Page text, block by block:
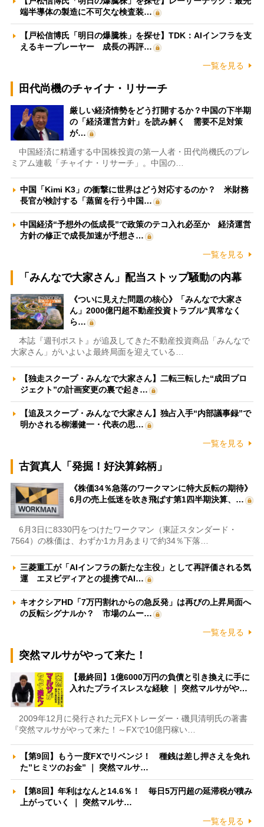
端半導体の製造に不可欠な検査装…
【戸松信博氏「明日の爆騰株」を探せ】TDK：AIインフラを支
えるキープレーヤー 成長の再評…
一覧を見る
田代尚機のチャイナ・リサーチ
厳しい経済情勢をどう打開するか？中国の下半期
の「経済運営方針」を読み解く 需要不足対策
が…
中国経済に精通する中国株投資の第一人者・田代尚機氏のプレ
ミアム連載「チャイナ・リサーチ」。中国の…
中国「Kimi K3」の衝撃に世界はどう対応するのか？ 米財務
長官が検討する「蒸留を行う中国…
中国経済“予想外の低成長”で政策のテコ入れ必至か 経済運営
方針の修正で成長加速が予想さ…
一覧を見る
「みんなで大家さん」配当ストップ騒動の内幕
《ついに見えた問題の核心》「みんなで大家さ
ん」2000億円超不動産投資トラブル“異常なく
ら…
本誌『週刊ポスト』が追及してきた不動産投資商品「みんなで
大家さん」がいよいよ最終局面を迎えている…
【独走スクープ・みんなで大家さん】二転三転した“成田プロ
ジェクト”の計画変更の裏で起き…
【追及スクープ・みんなで大家さん】独占入手“内部議事録”で
明かされる柳瀬健一・代表の思…
一覧を見る
古賀真人「発掘！好決算銘柄」
《株価34％急落のワークマンに特大反転の期待》
6月の売上低迷を吹き飛ばす第1四半期決算、…
6月3日に8330円をつけたワークマン（東証スタンダード・
7564）の株価は、わずか1カ月あまりで約34％下落…
三菱重工が「AIインフラの新たな主役」として再評価される気
運 エヌビディアとの提携でAI…
キオクシアHD「7万円割れからの急反発」は再びの上昇局面へ
の反転シグナルか？ 市場のムー…
一覧を見る
突然マルサがやって来た！
【最終回】1億6000万円の負債と引き換えに手に
入れたプライスレスな経験 ｜ 突然マルサがや…
2009年12月に発行された元FXトレーダー・磯貝清明氏の著書
『突然マルサがやって来た！～FXで10億円稼い…
【第9回】もう一度FXでリベンジ！ 種銭は差し押さえを免れ
た”ヒミツのお金” ｜ 突然マルサ…
【第8回】年利はなんと14.6％！ 毎日5万円超の延滞税が積み
上がっていく ｜ 突然マルサ…
一覧を見る